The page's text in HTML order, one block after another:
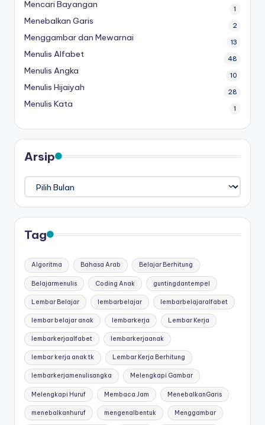
Mencari Bayangan 1
Menebalkan Garis 2
Menggambar dan Mewarnai 13
Menulis Alfabet 48
Menulis Angka 10
Menulis Hijaiyah 28
Menulis Kata 1
Arsip
Arsip
Tag
Algoritma Bahasa Arab Belajar Berhitung
Belajarmenulis Coding Anak guntingdantempel
Lembar Belajar lembarbelajar lembarbelajaralfabet
lembar belajar anak lembarkerja Lembar Kerja
lembarkerjaalfabet lembarkerjaanak
lembar kerja anak tk Lembar Kerja Berhitung
lembarkerjamenulisangka Melengkapi Gambar
Melengkapi Huruf Membaca Jam MenebalkanGaris
menebalkanhuruf mengenalbentuk Menggambar